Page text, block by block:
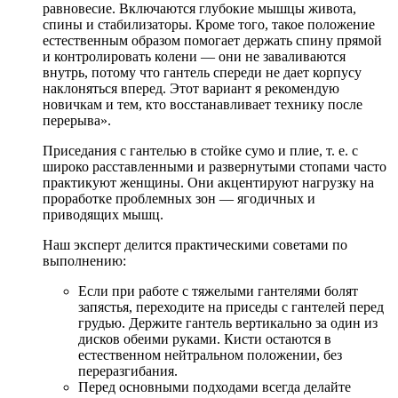
равновесие. Включаются глубокие мышцы живота,
спины и стабилизаторы. Кроме того, такое положение
естественным образом помогает держать спину прямой
и контролировать колени — они не заваливаются
внутрь, потому что гантель спереди не дает корпусу
наклоняться вперед. Этот вариант я рекомендую
новичкам и тем, кто восстанавливает технику после
перерыва».
Приседания с гантелью в стойке сумо и плие, т. е. с
широко расставленными и развернутыми стопами часто
практикуют женщины. Они акцентируют нагрузку на
проработке проблемных зон — ягодичных и
приводящих мышц.
Наш эксперт делится практическими советами по
выполнению:
Если при работе с тяжелыми гантелями болят
запястья, переходите на приседы с гантелей перед
грудью. Держите гантель вертикально за один из
дисков обеими руками. Кисти остаются в
естественном нейтральном положении, без
переразгибания.
Перед основными подходами всегда делайте